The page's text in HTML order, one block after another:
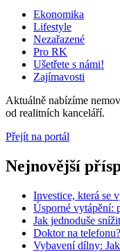
Ekonomika
Lifestyle
Nezařazené
Pro RK
Ušetřete s námi!
Zajímavosti
Aktuálně nabízíme
od realitních kanceláří.
Přejít na portál
Nejnovější
Investice, která se
Úsporné vytápění:
Jak jednoduše
Doktor na
Vybavení dílny: